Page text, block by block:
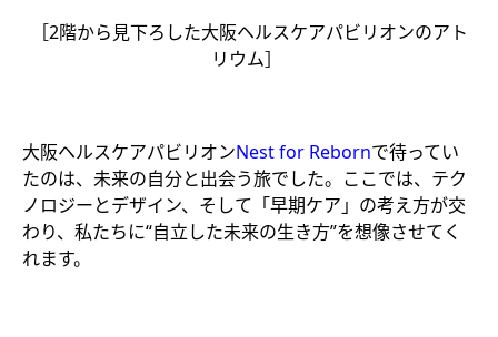
［2階から見下ろした大阪ヘルスケアパビリオンのアト
リウム］
大阪ヘルスケアパビリオンNest for Rebornで待ってい
たのは、未来の自分と出会う旅でした。ここでは、テク
ノロジーとデザイン、そして「早期ケア」の考え方が交
わり、私たちに“自立した未来の生き方”を想像させてく
れます。